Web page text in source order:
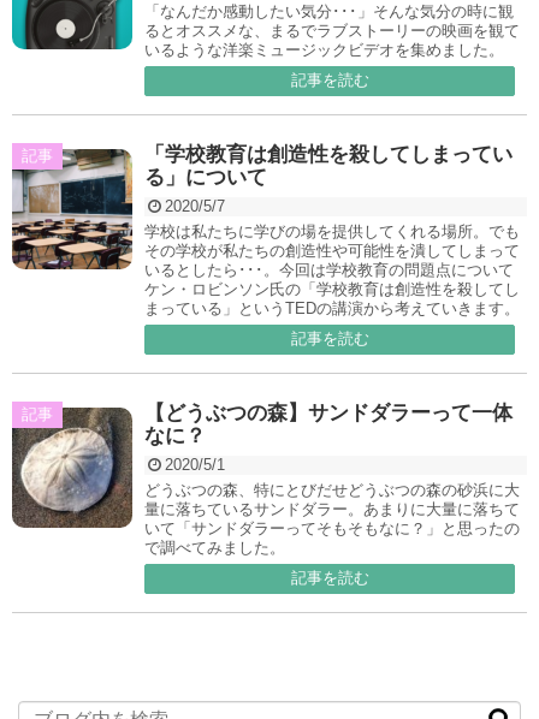
「なんだか感動したい気分･･･」そんな気分の時に観
るとオススメな、まるでラブストーリーの映画を観て
いるような洋楽ミュージックビデオを集めました。
記事を読む
「学校教育は創造性を殺してしまってい
る」について
2020/5/7
記事
学校は私たちに学びの場を提供してくれる場所。でも
その学校が私たちの創造性や可能性を潰してしまって
いるとしたら･･･。今回は学校教育の問題点について
ケン・ロビンソン氏の「学校教育は創造性を殺してし
まっている」というTEDの講演から考えていきます。
記事を読む
【どうぶつの森】サンドダラーって一体
なに？
2020/5/1
記事
どうぶつの森、特にとびだせどうぶつの森の砂浜に大
量に落ちているサンドダラー。あまりに大量に落ちて
いて「サンドダラーってそもそもなに？」と思ったの
で調べてみました。
記事を読む